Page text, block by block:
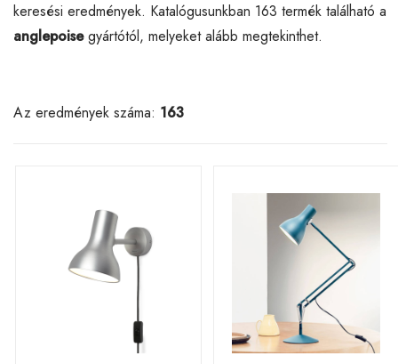
keresési eredmények. Katalógusunkban 163 termék található a
anglepoisegyártótól, melyeket alább megtekinthet.
Az eredmények száma: 163